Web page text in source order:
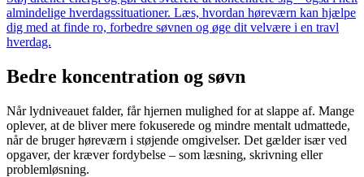
almindelige hverdagssituationer. Læs, hvordan høreværn kan hjælpe
dig med at finde ro, forbedre søvnen og øge dit velvære i en travl
hverdag.
Bedre koncentration og søvn
Når lydniveauet falder, får hjernen mulighed for at slappe af. Mange
oplever, at de bliver mere fokuserede og mindre mentalt udmattede,
når de bruger høreværn i støjende omgivelser. Det gælder især ved
opgaver, der kræver fordybelse – som læsning, skrivning eller
problemløsning.